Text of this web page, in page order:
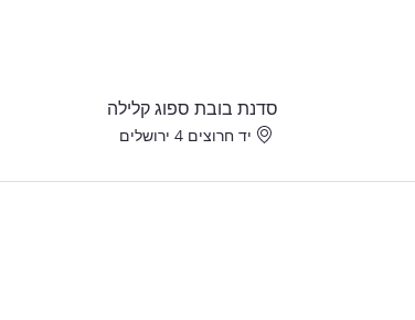
סדנת בובת ספוג קלילה
יד חרוצים 4 ירושלים